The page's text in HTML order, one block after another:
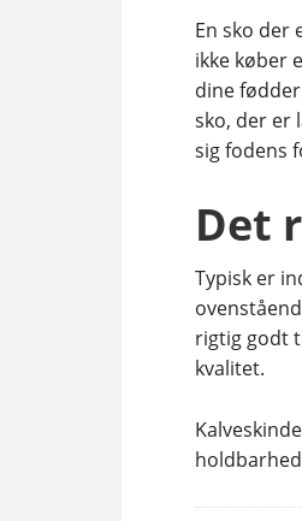
En sko der
ikke køber
dine
sko, der er
sig fodens
Det
Typisk er
rigtig godt
kvalitet.